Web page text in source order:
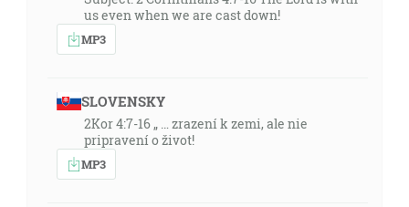
us even when we are cast down!
MP3
SLOVENSKY
2Kor 4:7-16 „ … zrazení k zemi, ale nie
pripravení o život!
MP3